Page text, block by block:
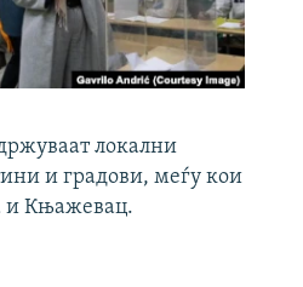
локални
и градови, меѓу кои
и Књажевац.